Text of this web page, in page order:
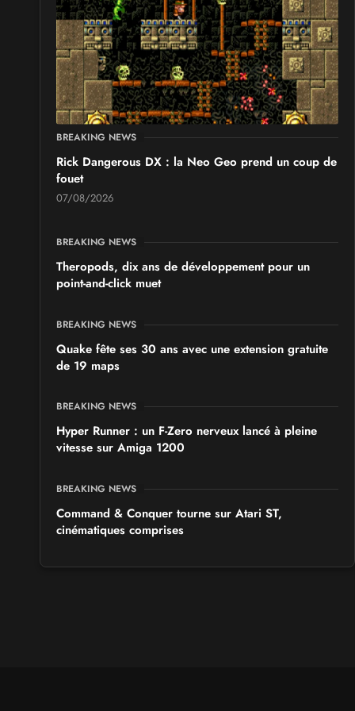
SALONS & CONVENTIONS GEEKS
Japan Manga Wave Colmar 2026
les 19 et 20 septembre 2026 - à Colmar
BREAKING NEWS
Rick Dangerous DX : la Neo Geo prend un coup de
fouet
07/08/2026
BREAKING NEWS
Theropods, dix ans de développement pour un
point-and-click muet
BREAKING NEWS
Quake fête ses 30 ans avec une extension gratuite
de 19 maps
BREAKING NEWS
Hyper Runner : un F-Zero nerveux lancé à pleine
vitesse sur Amiga 1200
BREAKING NEWS
Command & Conquer tourne sur Atari ST,
cinématiques comprises